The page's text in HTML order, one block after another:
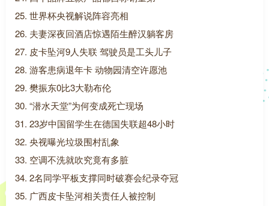
25. 世界杯央视解说阵容亮相
26. 夫妻深夜回酒店惊遇陌生醉汉躺客房
27. 皮卡坠河9人失联 驾驶员是工头儿子
28. 游客患病退年卡 动物园清空许愿池
29. 樊振东0比3大勒布伦
30. “潜水天堂”为何变成死亡现场
31. 23岁中国留学生在德国失联超48小时
32. 央视曝光垃圾围村乱象
33. 空调不洗就吹究竟有多脏
34. 2名同学平板支撑同时破赛会纪录夺冠
35. 广西皮卡坠河相关责任人被控制